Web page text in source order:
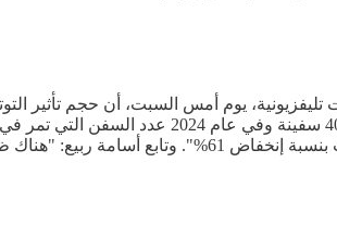
السويس، عن إنخفاض حجم إيرادات القناة بنسبة 61% خلال عام 2024. وأكد في تصريحات تليفزيونية،
سفينة بإنخفاض 50%". وأضاف ربيع: "الإيرادات في 2023 كانت 10 مليارات و200 مليون دولار والعام